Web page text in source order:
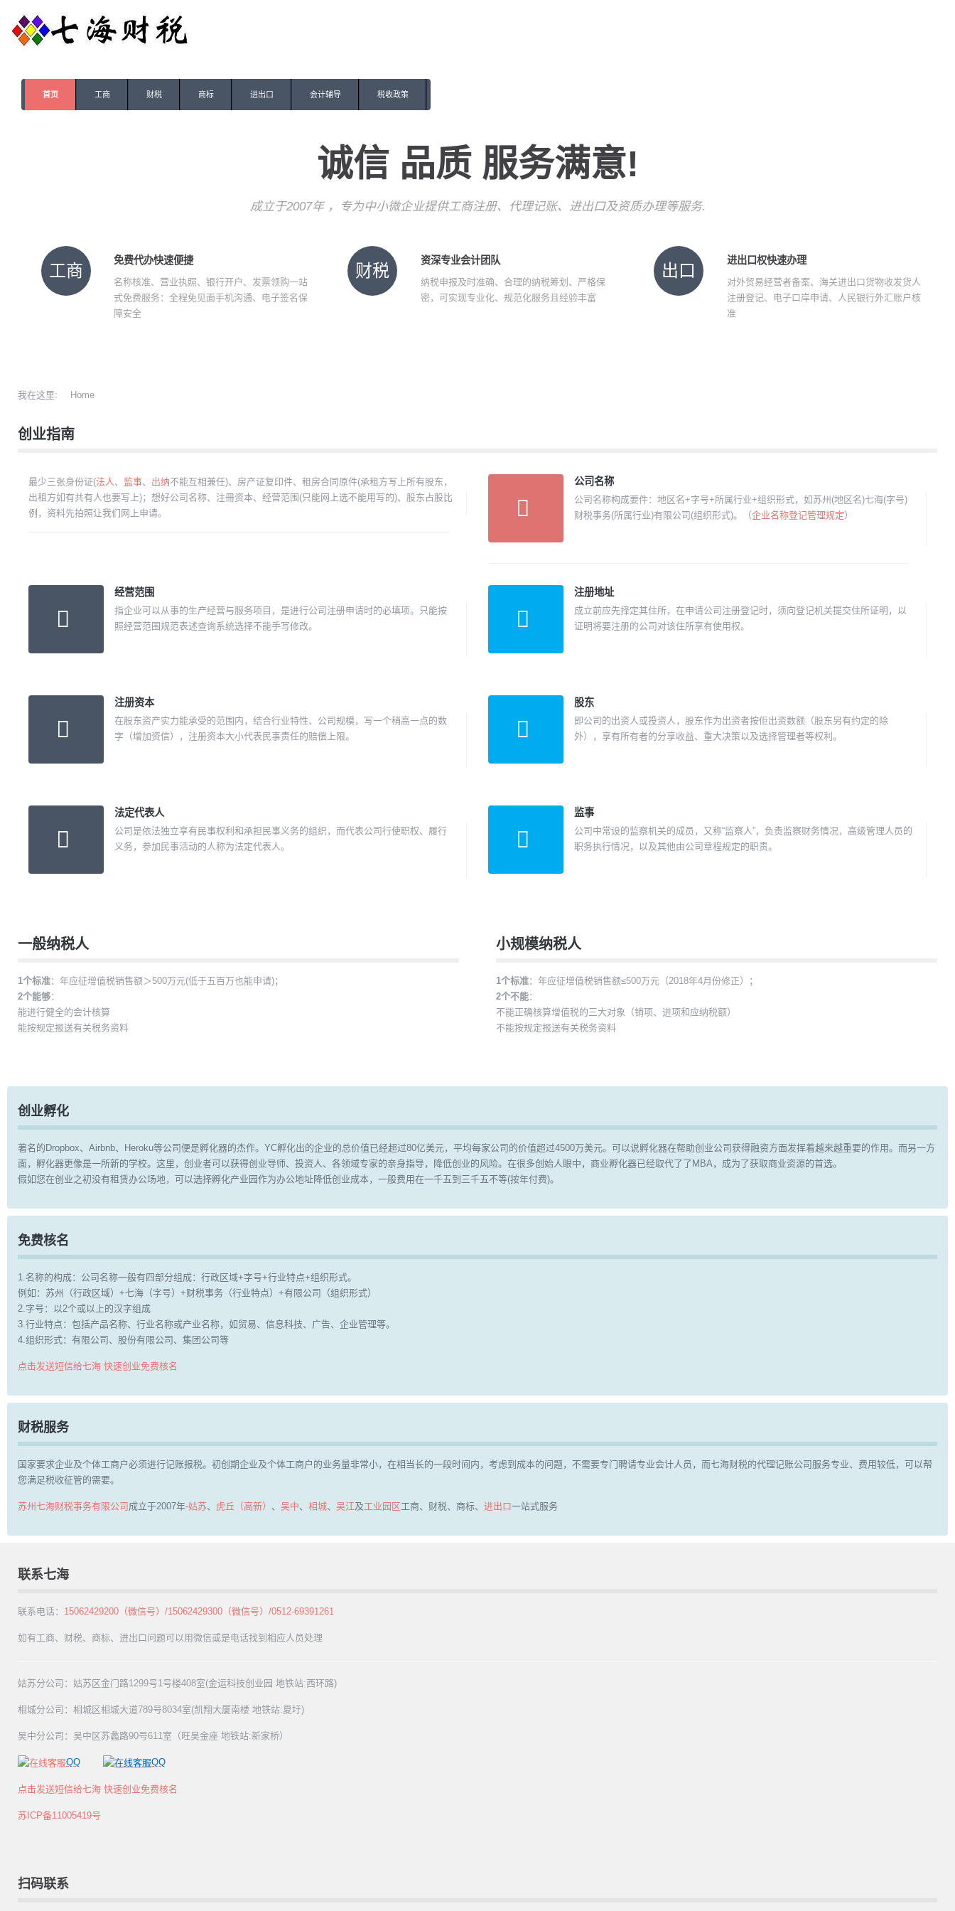
首页 工商 财税 商标 进出口 会计辅导 税收政策
诚信 品质 服务满意!
成立于2007年 ，专为中小微企业提供工商注册、代理记账、进出口及资质办理等服务.
工商
免费代办快速便捷
名称核准、营业执照、银行开户、发票领购一站
式免费服务：全程免见面手机沟通、电子签名保
障安全
财税
资深专业会计团队
纳税申报及时准确、合理的纳税筹划、严格保
密，可实现专业化、规范化服务且经验丰富
出口
进出口权快速办理
对外贸易经营者备案、海关进出口货物收发货人
注册登记、电子口岸申请、人民银行外汇账户核
准
我在这里: Home
创业指南
最少三张身份证(法人、 监事、 出纳不能互相兼任)、房产证复印件、租房合同原件(承租方写上所有股东，
出租方如有共有人也要写上)；想好公司名称、注冊资本、经营范围(只能网上选不能用写的)、股东占股比
例，资料先拍照让我们网上申请。
公司名称
公司名称构成要件：地区名+字号+所属行业+组织形式，如苏州(地区名)七海(字号)
财税事务(所属行业)有限公司(组织形式)。（企业名称登记管理规定）
经营范围
指企业可以从事的生产经营与服务项目，是进行公司注册申请时的必填项。只能按
照经营范围规范表述查询系统选择不能手写修改。
注册地址
成立前应先择定其住所，在申请公司注册登记时，须向登记机关提交住所证明，以
证明将要注册的公司对该住所享有使用权。
注册资本
在股东资产实力能承受的范围内，结合行业特性、公司规模，写一个稍高一点的数
字（增加资信），注册资本大小代表民事责任的赔偿上限。
股东
即公司的出资人或投资人，股东作为出资者按佢出资数额（股东另有约定的除
外），享有所有者的分享收益、重大决策以及选择管理者等权利。
法定代表人
公司是依法独立享有民事权利和承担民事义务的组织，而代表公司行使职权、履行
义务，参加民事活动的人称为法定代表人。
监事
公司中常设的监察机关的成员，又称“监察人”，负责监察财务情况，高级管理人员的
职务执行情况，以及其他由公司章程规定的职责。
一般纳税人
1个标准：年应征增值税销售额＞500万元(低于五百万也能申请)；
2个能够：
能进行健全的会计核算
能按规定报送有关税务资料
小规模纳税人
1个标准：年应征增值税销售额≤500万元（2018年4月份修正）；
2个不能：
不能正确核算增值税的三大对象（销项、进项和应纳税额）
不能按规定报送有关税务资料
创业孵化
著名的Dropbox、Airbnb、Heroku等公司便是孵化器的杰作。YC孵化出的企业的总价值已经超过80亿美元，平均每家公司的价值超过4500万美元。可以说孵化器在帮助创业公司获得融资方面发挥着越来越重要的作用。而另一方
面，孵化器更像是一所新的学校。这里，创业者可以获得创业导师、投资人、各领域专家的亲身指导，降低创业的风险。在很多创始人眼中，商业孵化器已经取代了了MBA，成为了获取商业资源的首选。
假如您在创业之初没有租赁办公场地，可以选择孵化产业园作为办公地址降低创业成本，一般费用在一千五到三千五不等(按年付费)。
免费核名
1.名称的构成：公司名称一般有四部分组成：行政区域+字号+行业特点+组织形式。
例如：苏州（行政区域）+七海（字号）+财税事务（行业特点）+有限公司（组织形式）
2.字号：以2个或以上的汉字组成
3.行业特点：包括产品名称、行业名称或产业名称，如贸易、信息科技、广告、企业管理等。
4.组织形式：有限公司、股份有限公司、集团公司等
点击发送短信给七海 快速创业免费核名
财税服务
国家要求企业及个体工商户必须进行记账报税。初创期企业及个体工商户的业务量非常小，在相当长的一段时间内，考虑到成本的问题，不需要专门聘请专业会计人员，而七海财税的代理记账公司服务专业、费用较低，可以帮
您满足税收征管的需要。
苏州七海财税事务有限公司 成立于2007年-姑苏、 虎丘（高新） 、 吴中、 相城、 吴江及工业园区工商、财税、商标、 进出口一站式服务
联系七海
联系电话： 15062429200（微信号）/15062429300（微信号）/0512-69391261
如有工商、财税、商标、进出口问题可以用微信或是电话找到相应人员处理
姑苏分公司：姑苏区金门路1299号1号楼408室(金运科技创业园 地铁站:西环路)
相城分公司：相城区相城大道789号8034室(凯翔大厦南楼 地铁站:夏圩)
吴中分公司：吴中区苏蠡路90号611室（旺吴金座 地铁站:新家桥）
QQ QQ
点击发送短信给七海 快速创业免费核名
苏ICP备11005419号
扫码联系